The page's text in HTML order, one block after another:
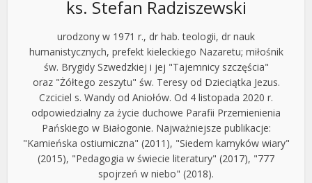
ks. Stefan Radziszewski
urodzony w 1971 r., dr hab. teologii, dr nauk
humanistycznych, prefekt kieleckiego Nazaretu; miłośnik
św. Brygidy Szwedzkiej i jej "Tajemnicy szczęścia"
oraz "Żółtego zeszytu" św. Teresy od Dzieciątka Jezus.
Czciciel s. Wandy od Aniołów. Od 4 listopada 2020 r.
odpowiedzialny za życie duchowe Parafii Przemienienia
Pańskiego w Białogonie. Najważniejsze publikacje:
"Kamieńska ostiumiczna" (2011), "Siedem kamyków wiary"
(2015), "Pedagogia w świecie literatury" (2017), "777
spojrzeń w niebo" (2018).